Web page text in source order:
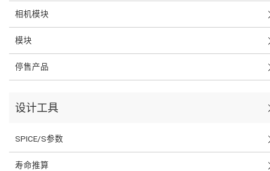
相机模块
模块
停售产品
设计工具
SPICE/S参数
寿命推算